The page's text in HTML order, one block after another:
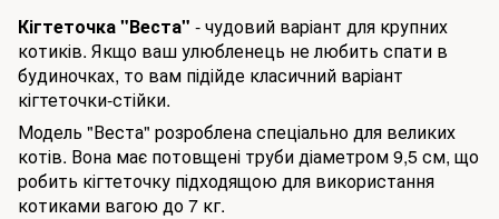
Кігтеточка "Веста" - чудовий варіант для крупних
котиків. Якщо ваш улюбленець не любить спати в
будиночках, то вам підійде класичний варіант
кігтеточки-стійки.
Модель "Веста" розроблена спеціально для великих
котів. Вона має потовщені труби діаметром 9,5 см, що
робить кігтеточку підходящою для використання
котиками вагою до 7 кг.